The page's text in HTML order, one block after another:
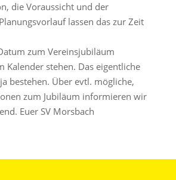
die Voraussicht und der
lassen das zur Zeit
zum Vereinsjubiläum
Kalender stehen. Das eigentliche
bestehen. Über evtl. mögliche,
zum Jubiläum informieren wir
Euer SV Morsbach